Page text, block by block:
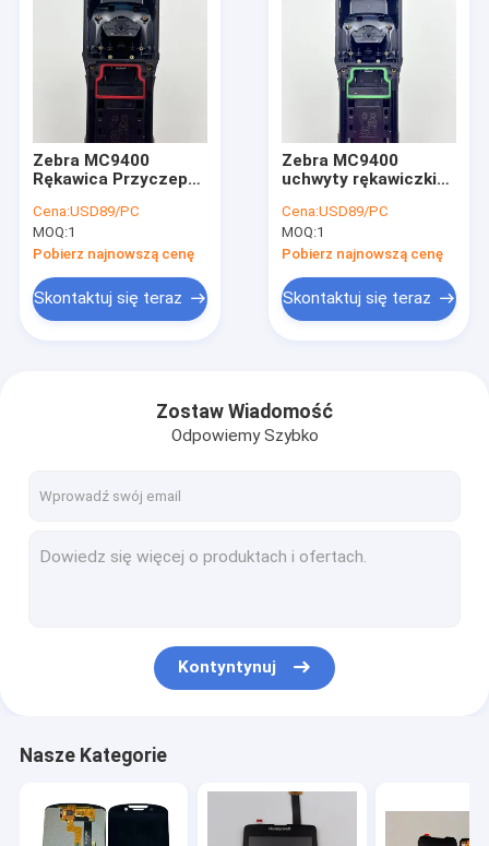
Zebra MC9400
Rękawica Przyczepy
Cena:USD89/PC
MOQ:1
Pobierz najnowszą cenę
Skontaktuj się teraz
Zebra MC9400
uchwyty rękawiczki
Cena:USD89/PC
MOQ:1
Pobierz najnowszą cenę
Skontaktuj się teraz
Zostaw Wiadomość
Odpowiemy Szybko
Kontyntynuj
Nasze Kategorie